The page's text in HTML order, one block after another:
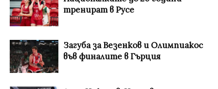
тренират в Русе
Загуба за Везенков и Олимпиакос
във финалите в Гърция